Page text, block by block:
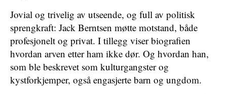
Jovial og trivelig av utseende, og full av politisk
sprengkraft: Jack Berntsen møtte motstand, både
profesjonelt og privat. I tillegg viser biografien
hvordan arven etter ham ikke dør. Og hvordan han,
som ble beskrevet som kulturgangster og
kystforkjemper, også engasjerte barn og ungdom.